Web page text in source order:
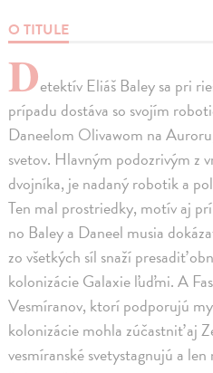
O TITULE
Detektív Eliáš Baley sa pri
prípadu dostáva so svojím
Daneelom Olivawom na
svetov. Hlavným podozrivým z
dvojníka, je nadaný robotik a
Ten mal prostriedky, motív aj
no Baley a Daneel musia
zo všetkých síl snaží presadiť
kolonizácie Galaxie ľuďmi. A
Vesmíranov, ktorí podporujú
kolonizácie mohla zúčastniť aj
vesmíranské svetystagnujú a